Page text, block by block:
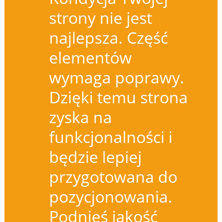
strony nie jest
najlepsza. Część
elementów
wymaga poprawy.
Dzięki temu strona
zyska na
funkcjonalności i
będzie lepiej
przygotowana do
pozycjonowania.
Podnieś jakość